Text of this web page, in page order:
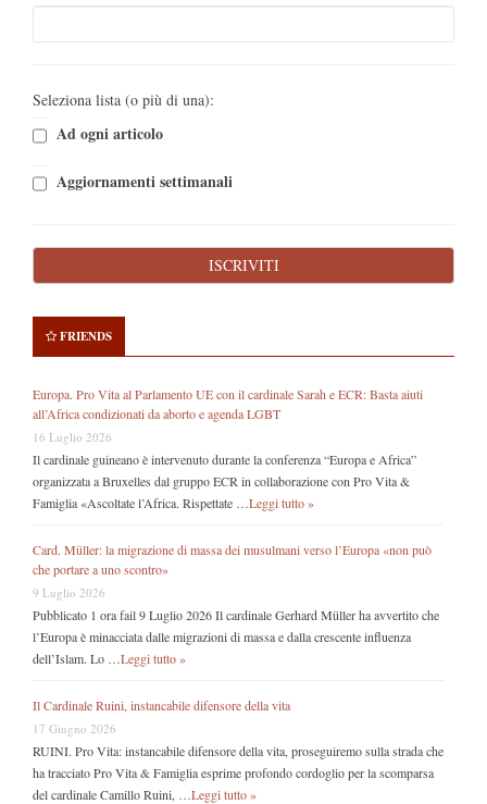
Seleziona lista (o più di una):
Ad ogni articolo
Aggiornamenti settimanali
FRIENDS
Europa. Pro Vita al Parlamento UE con il cardinale Sarah e ECR: Basta aiuti
all’Africa condizionati da aborto e agenda LGBT
16 Luglio 2026
Il cardinale guineano è intervenuto durante la conferenza “Europa e Africa”
organizzata a Bruxelles dal gruppo ECR in collaborazione con Pro Vita &
Famiglia «Ascoltate l’Africa. Rispettate … Leggi tutto »
Card. Müller: la migrazione di massa dei musulmani verso l’Europa «non può
che portare a uno scontro»
9 Luglio 2026
Pubblicato 1 ora fail 9 Luglio 2026 Il cardinale Gerhard Müller ha avvertito che
l’Europa è minacciata dalle migrazioni di massa e dalla crescente influenza
dell’Islam. Lo … Leggi tutto »
Il Cardinale Ruini, instancabile difensore della vita
17 Giugno 2026
RUINI. Pro Vita: instancabile difensore della vita, proseguiremo sulla strada che
ha tracciato Pro Vita & Famiglia esprime profondo cordoglio per la scomparsa
del cardinale Camillo Ruini, … Leggi tutto »